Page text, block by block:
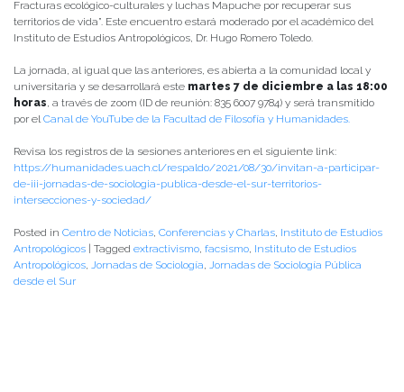
Fracturas ecológico-culturales y luchas Mapuche por recuperar sus
territorios de vida”. Este encuentro estará moderado por el académico del
Instituto de Estudios Antropológicos, Dr. Hugo Romero Toledo.
La jornada, al igual que las anteriores, es abierta a la comunidad local y
universitaria y se desarrollará este martes 7 de diciembre a las 18:00
horas, a través de zoom (ID de reunión: 835 6007 9784) y será transmitido
por elCanal de YouTube de la Facultad de Filosofía y Humanidades.
Revisa los registros de la sesiones anteriores en el siguiente link:
https://humanidades.uach.cl/respaldo/2021/08/30/invitan-a-participar-
de-iii-jornadas-de-sociologia-publica-desde-el-sur-territorios-
intersecciones-y-sociedad/
Posted in Centro de Noticias, Conferencias y Charlas, Instituto de Estudios
Antropológicos
Tagged extractivismo, facsismo, Instituto de Estudios
Antropológicos, Jornadas de Sociología, Jornadas de Sociología Pública
desde el Sur